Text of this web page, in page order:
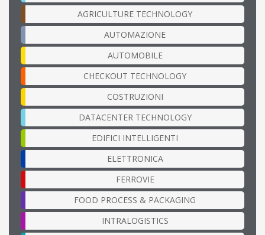
AGRICULTURE TECHNOLOGY
AUTOMAZIONE
AUTOMOBILE
CHECKOUT TECHNOLOGY
COSTRUZIONI
DATACENTER TECHNOLOGY
EDIFICI INTELLIGENTI
ELETTRONICA
FERROVIE
FOOD PROCESS & PACKAGING
INTRALOGISTICS